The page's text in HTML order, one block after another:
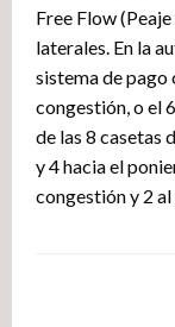
Free Flow
laterales. En la
sistema de pago
congestión, o el
de las 8 casetas
y 4 hacia el
congestión y 2